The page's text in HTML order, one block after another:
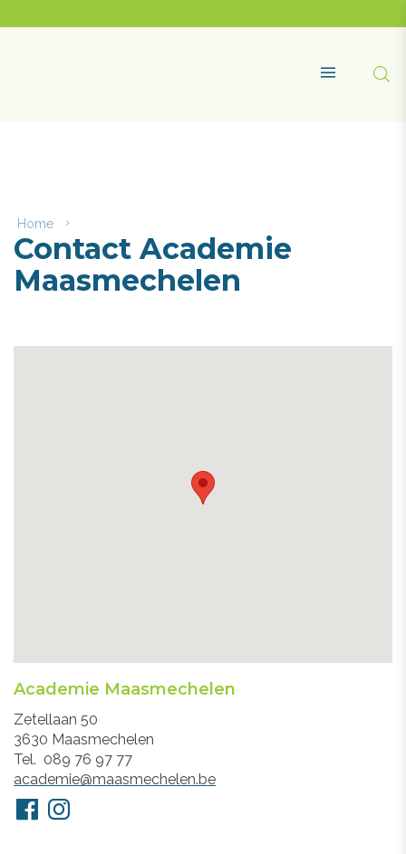
content
Home
Academie
Maasmechelen
Contact Academie
Maasmechelen
Academie Maasmechelen
Adres
Zetellaan 50
3630 Maasmechelen
Tel.
089 76 97 77
E-
mail
academie@maasmechelen.be
Volg
ons
FacebookInstagram